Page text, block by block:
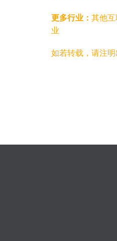
更多行业： 其他
业
如若转载，请注